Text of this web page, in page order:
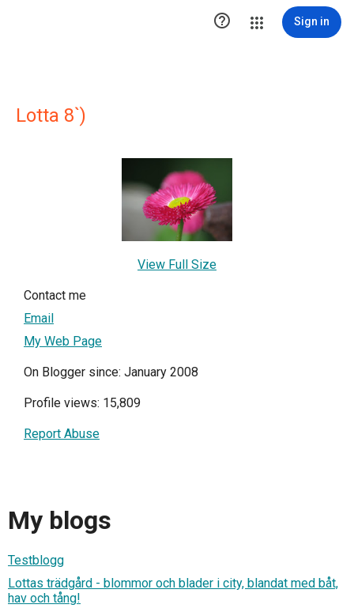
 Sign in
Lotta 8`)
View Full Size
Contact me
Email
My Web Page
On Blogger since: January 2008
Profile views: 15,809
Report Abuse
My blogs
Testblogg
Lottas trädgård - blommor och blader i city, blandat med båt,
hav och tång!